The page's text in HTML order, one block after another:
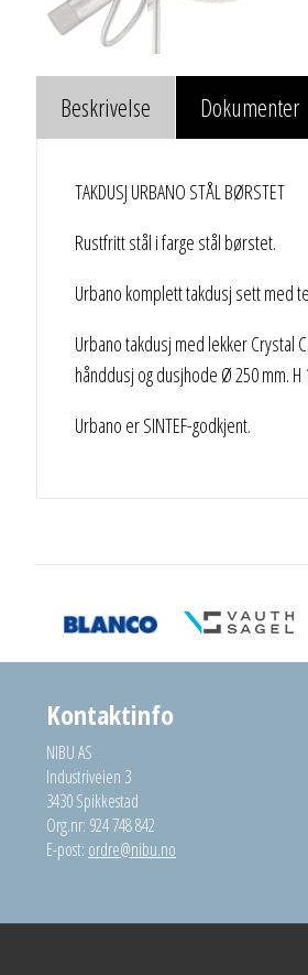
Beskrivelse Dokumenter
TAKDUSJ URBANO STÅL BØRSTET
Rustfritt stål i farge stål børstet.
Urbano komplett takdusj sett med
Urbano takdusj med lekker Crystal
hånddusj og dusjhode Ø 250 mm. H
Urbano er SINTEF-godkjent.
Kontaktinfo
NIBU AS
Industriveien 3
3430 Spikkestad
Org.nr: 924 748 842
E-post: ordre@nibu.no